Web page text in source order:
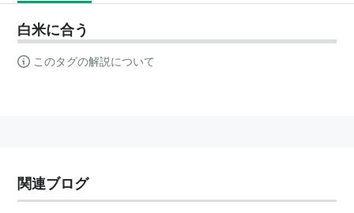
白米に合う
このタグの解説について
関連ブログ